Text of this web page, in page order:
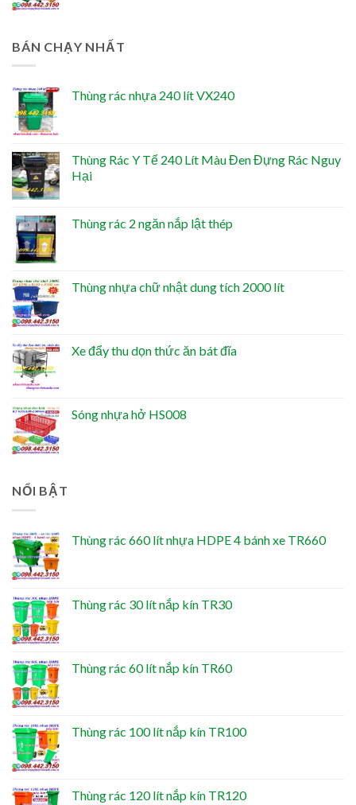
BÁN CHẠY NHẤT
Thùng rác nhựa 240 lít VX240
Thùng Rác Y Tế 240 Lít Màu Đen Đựng Rác Nguy
Hại
Thùng rác 2 ngăn nắp lật thép
Thùng nhựa chữ nhật dung tích 2000 lít
Xe đẩy thu dọn thức ăn bát đĩa
Sóng nhựa hở HS008
NỔI BẬT
Thùng rác 660 lít nhựa HDPE 4 bánh xe TR660
Thùng rác 30 lít nắp kín TR30
Thùng rác 60 lít nắp kín TR60
Thùng rác 100 lít nắp kín TR100
Thùng rác 120 lít nắp kín TR120